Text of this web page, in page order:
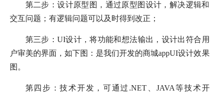
第二步：设计原型图，通过原型图设计，解决逻辑和
交互问题；有逻辑问题可以及时得到改正；
第三步：UI设计，将功能和想法输出，设计出符合用
户审美的界面，如下图：是我们开发的商城appUI设计效果
图。
第四步：技术开发，可通过.NET、JAVA等技术开